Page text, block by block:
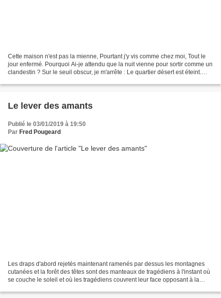
Cette maison n'est pas la mienne, Pourtant j'y vis comme chez moi, Tout le
jour enfermé. Pourquoi Ai-je attendu que la nuit vienne pour sortir comme un
clandestin ? Sur le seuil obscur, je m'arrête : Le quartier désert est éteint.
Le lever des amants
Publié le 03/01/2019 à 19:50
Par Fred Pougeard
Les draps d'abord rejetés maintenant ramenés par dessus les montagnes
cutanées et la forêt des têtes sont des manteaux de tragédiens à l'instant où
se couche le soleil et où les tragédiens couvrent leur face opposant à la